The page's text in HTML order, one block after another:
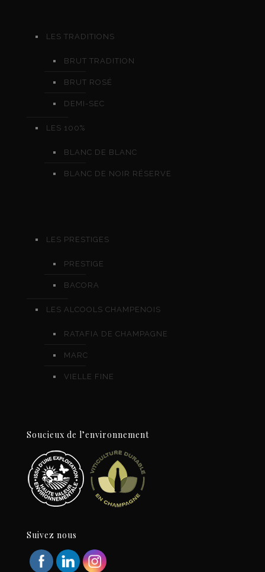
LES TRADITIONS
BRUT TRADITION
BRUT ROSÉ
DEMI-SEC
LES 100%
BLANC DE BLANC
BLANC DE NOIR RÉSERVE
LES PRESTIGES
PRESTIGE
BACORA
LES ALCOOLS CHAMPENOIS
RATAFIA DE CHAMPAGNE
MARC
VIELLE FINE
Soucieux de l’environnement
Suivez nous